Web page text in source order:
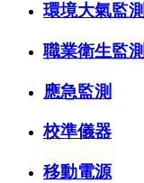
環境大氣監測
職業衛生監測
應急監測
校準儀器
移動電源